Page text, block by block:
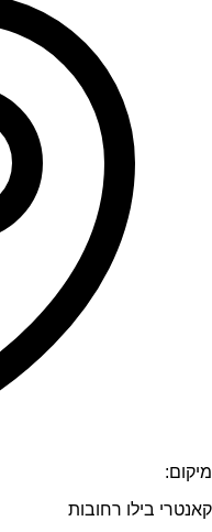
מיקום:
קאנטרי בילו רחובות